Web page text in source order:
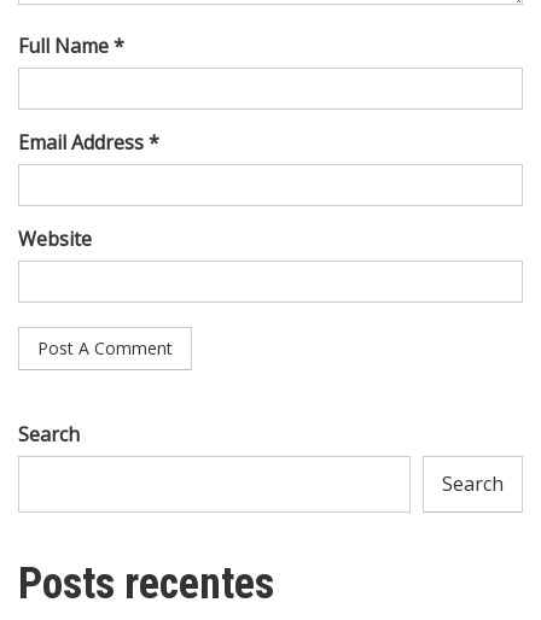
Full Name *
Email Address *
Website
Search
Search
Posts recentes